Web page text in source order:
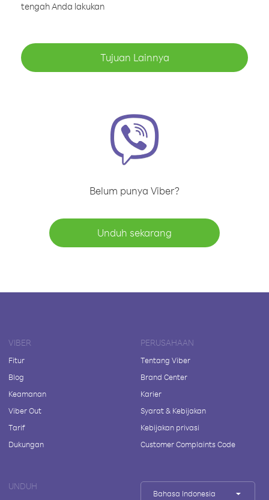
tengah Anda lakukan
Tujuan Lainnya
Belum punya Viber?
Unduh sekarang
VIBER
Fitur
Blog
Keamanan
Viber Out
Tarif
Dukungan
PERUSAHAAN
Tentang Viber
Brand Center
Karier
Syarat & Kebijakan
Kebijakan privasi
Customer Complaints Code
UNDUH
Bahasa Indonesia